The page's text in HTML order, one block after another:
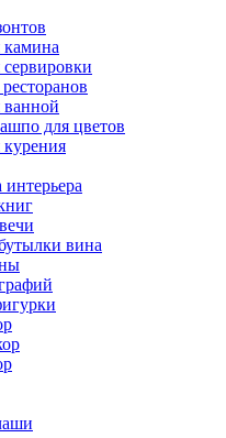
камина
ванной
для цветов
курения
вина